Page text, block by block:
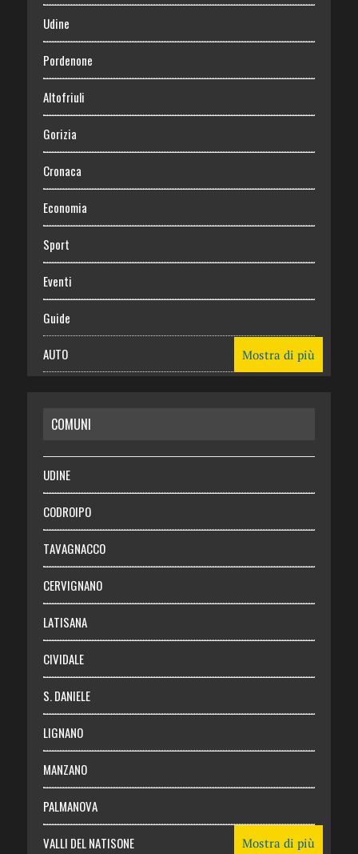
Udine
Pordenone
Altofriuli
Gorizia
Cronaca
Economia
Sport
Eventi
Guide
AUTO
RISPARMIO
SALUTE
Necrologie
Chi siamo
Abbonati
Login
Mostra di più
COMUNI
UDINE
CODROIPO
TAVAGNACCO
CERVIGNANO
LATISANA
CIVIDALE
S. DANIELE
LIGNANO
MANZANO
PALMANOVA
VALLI DEL NATISONE Mostra di più